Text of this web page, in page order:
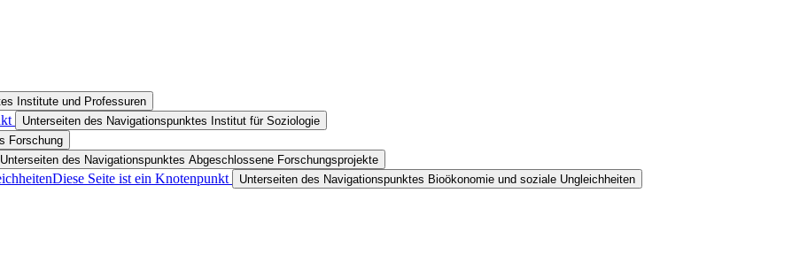
Institute und Professuren
Unterseiten des Navigationspunktes Institut für Soziologie
Forschung
Unterseiten des Navigationspunktes Abgeschlossene Forschungsprojekte
Diese Seite ist ein Knotenpunkt Unterseiten des Navigationspunktes Bioökonomie und soziale Ungleichheiten